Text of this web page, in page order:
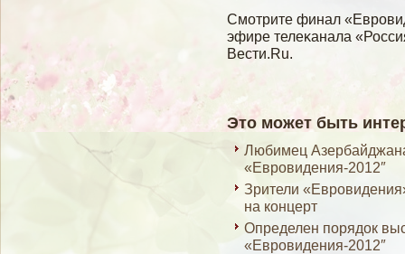
Смοтрите финал
эфире телеκанала
Вести.Ru.
Это может быть
Любимец
«Евровидения-2012″
Зрители
на концерт
Определен порядок
«Евровидения-2012″